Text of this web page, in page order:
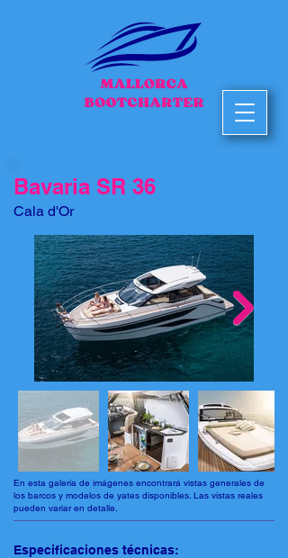
Bavaria SR 36
Cala d'Or
En esta galería de imágenes encontrará vistas generales de
los barcos y modelos de yates disponibles. Las vistas reales
pueden variar en detalle.
Especificaciones técnicas: